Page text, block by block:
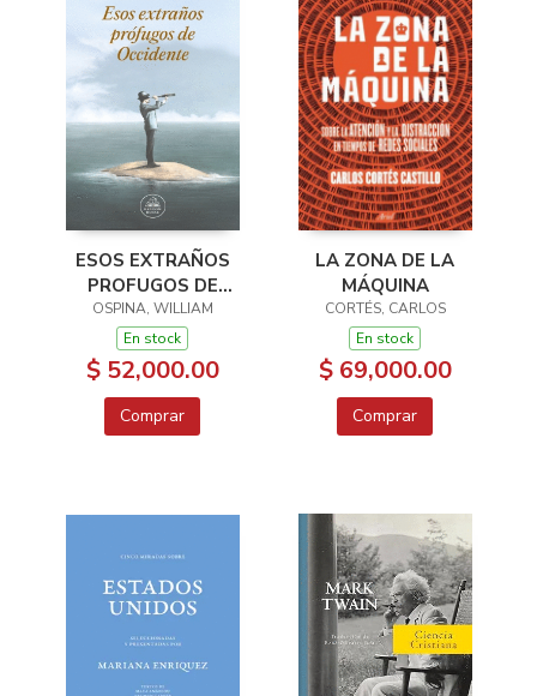
ESOS EXTRAÑOS
PROFUGOS DE
OCCIDENTE
OSPINA, WILLIAM
En stock
$ 52,000.00
Comprar
LA ZONA DE LA
MÁQUINA
CORTÉS, CARLOS
En stock
$ 69,000.00
Comprar